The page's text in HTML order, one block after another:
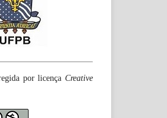
por licença Creative